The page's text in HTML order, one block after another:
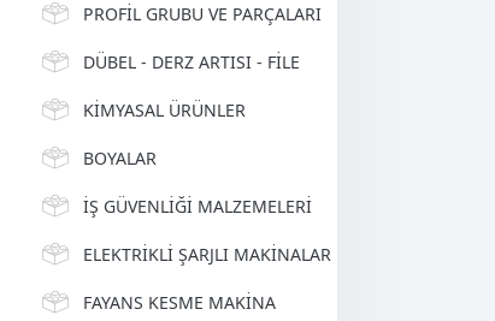
PROFİL GRUBU VE PARÇALARI
DÜBEL - DERZ ARTISI - FİLE
KİMYASAL ÜRÜNLER
BOYALAR
İŞ GÜVENLİĞİ MALZEMELERİ
ELEKTRİKLİ ŞARJLI MAKİNALAR
FAYANS KESME MAKİNA